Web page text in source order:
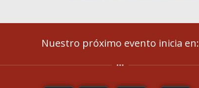
Nuestro próximo evento inicia en: